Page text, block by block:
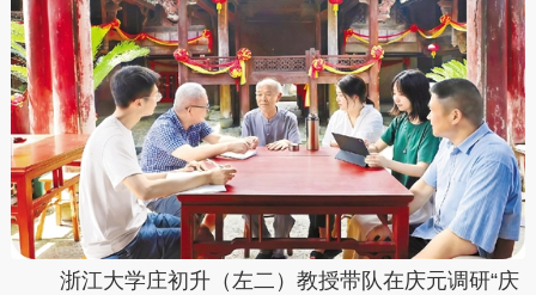
浙江大学庄初升（左二）教授带队在庆元调研“庆